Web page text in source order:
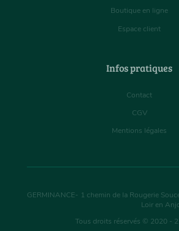
Boutique en ligne
Espace client
Infos pratiques
Contact
CGV
Mentions légales
GERMINANCE- 1 chemin de la Rougerie
Loir en
Tous droits réservés © 2020 -